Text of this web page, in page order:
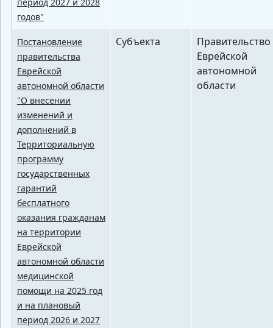
годов"
Постановление
правительства
Еврейской
автономной области
"О внесении
изменений и
дополнений в
Территориальную
программу
государственных
гарантий
бесплатного
оказания гражданам
на территории
Еврейской
автономной области
медицинской
помощи на 2025 год
и на плановый
период 2026 и 2027
Субъекта
Правительство
Еврейской
автономной
области